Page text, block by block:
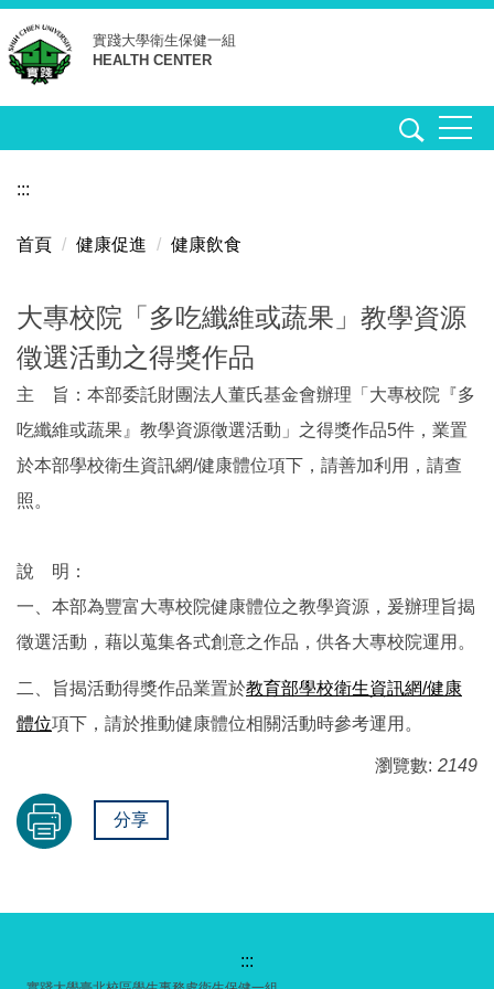
跳
到
主
要
區
實踐大學衛生保健一組
HEALTH CENTER
:::
首頁 健康促進 健康飲食
大專校院「多吃纖維或蔬果」教學資源
徵選活動之得獎作品
主 旨：本部委託財團法人董氏基金會辦理「大專校院『多
吃纖維或蔬果』教學資源徵選活動」之得獎作品5件，業置
於本部學校衛生資訊網/健康體位項下，請善加利用，請查
照。
說 明：
一、本部為豐富大專校院健康體位之教學資源，爰辦理旨揭
徵選活動，藉以蒐集各式創意之作品，供各大專校院運用。
二、旨揭活動得獎作品業置於教育部學校衛生資訊網/健康
體位項下，請於推動健康體位相關活動時參考運用。
瀏覽數: 2149
分享
:::